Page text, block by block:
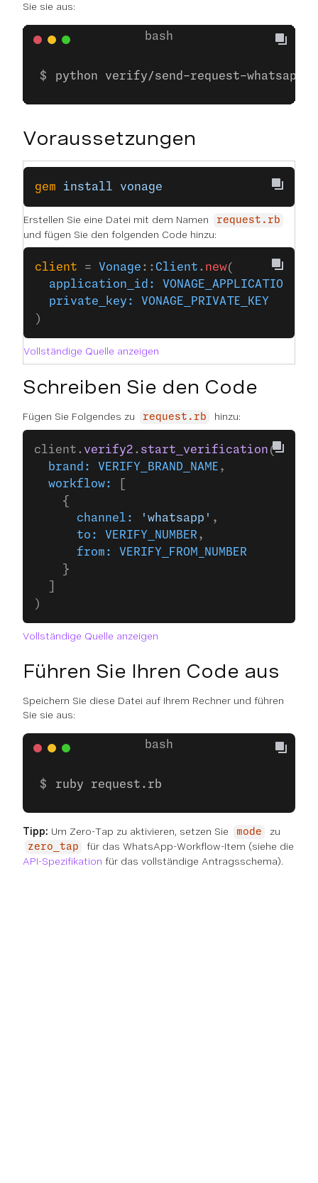
Sie sie aus:
python verify/send-request-
Voraussetzungen
gem install vonage
Erstellen Sie eine Datei mit dem Namen request.rb
und fügen Sie den folgenden Code hinzu:
client = Vonage ::Client . new(
  application_id:
VONAGE_APPLICATION_ID
  private_key:
VONAGE_PRIVATE_KEY
)
Vollständige Quelle anzeigen
Schreiben Sie den Code
Fügen Sie Folgendes zu request.rb hinzu:
client. verify2 . start_verification (
  brand:
VERIFY_BRAND_NAME ,
  workflow:
    {
      channel:
'whatsapp' ,
      to:
VERIFY_NUMBER ,
      from:
VERIFY_FROM_NUMBER
    }
)
Vollständige Quelle anzeigen
Führen Sie Ihren Code aus
Speichern Sie diese Datei auf Ihrem Rechner und führen
Sie sie aus:
ruby request.rb
Tipp: Um Zero-Tap zu aktivieren, setzen Sie mode zu
zero_tap
für das WhatsApp-Workflow-Item (siehe die
API-Spezifikation für das vollständige Antragsschema).